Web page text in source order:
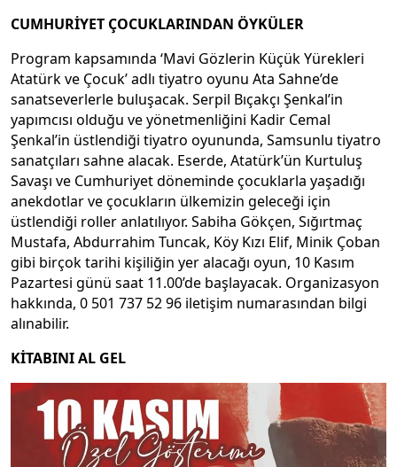
CUMHURİYET ÇOCUKLARINDAN ÖYKÜLER
Program kapsamında ‘Mavi Gözlerin Küçük Yürekleri
Atatürk ve Çocuk’ adlı tiyatro oyunu Ata Sahne’de
sanatseverlerle buluşacak. Serpil Bıçakçı Şenkal’in
yapımcısı olduğu ve yönetmenliğini Kadir Cemal
Şenkal’in üstlendiği tiyatro oyununda, Samsunlu tiyatro
sanatçıları sahne alacak. Eserde, Atatürk’ün Kurtuluş
Savaşı ve Cumhuriyet döneminde çocuklarla yaşadığı
anekdotlar ve çocukların ülkemizin geleceği için
üstlendiği roller anlatılıyor. Sabiha Gökçen, Sığırtmaç
Mustafa, Abdurrahim Tuncak, Köy Kızı Elif, Minik Çoban
gibi birçok tarihi kişiliğin yer alacağı oyun, 10 Kasım
Pazartesi günü saat 11.00’de başlayacak. Organizasyon
hakkında, 0 501 737 52 96 iletişim numarasından bilgi
alınabilir.
KİTABINI AL GEL